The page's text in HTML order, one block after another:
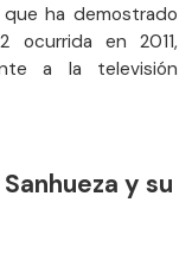
ha demostrado
ocurrida en 2011,
a la televisión
y su